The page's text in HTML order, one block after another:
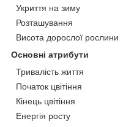
Укриття на зиму
Розташування
Висота дорослої рослини
Основні атрибути
Тривалість життя
Початок цвітіння
Кінець цвітіння
Енергія росту